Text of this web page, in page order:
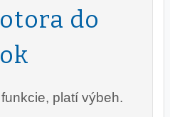
do
platí výbeh.